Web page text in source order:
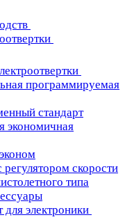
программируемая
стандарт
экономичная
скорости
типа
электроники